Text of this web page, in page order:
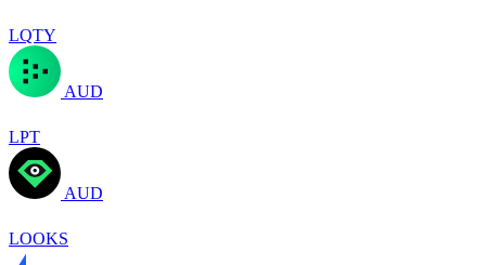
LQTY
AUD
LPT
AUD
LOOKS